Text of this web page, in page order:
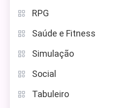
RPG
Saúde e Fitness
Simulação
Social
Tabuleiro